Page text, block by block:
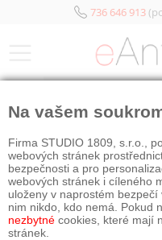
736 646 913
Na vašem
Firma STUDIO 1809, s.r.o.,
webových stránek
bezpečnosti a pro
webových stránek i cíleného
uloženy v naprostém
nim nikdo, kdo nemá. Pokud
nezbytné cookies, které mají
stránek.